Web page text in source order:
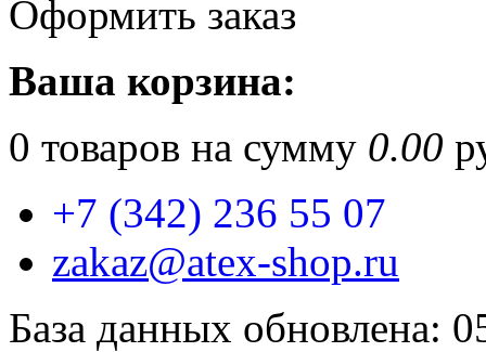
Оформить заказ
Ваша корзина:
0 товаров на сумму 0.00
+7 (342) 236 55 07
zakaz@atex-shop.ru
База данных обновлена: